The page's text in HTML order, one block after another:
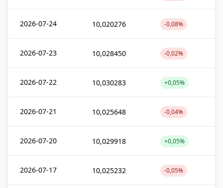
2026-07-24 10,020276 -0,08%
2026-07-23 10,028450 -0,02%
2026-07-22 10,030283 +0,05%
2026-07-21 10,025648 -0,04%
2026-07-20 10,029918 +0,05%
2026-07-17 10,025232 -0,05%